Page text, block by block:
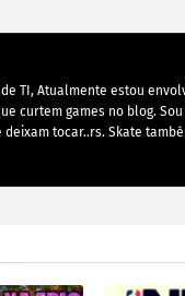
TI, Atualmente estou
curtem games no blog.
tocar..rs. Skate